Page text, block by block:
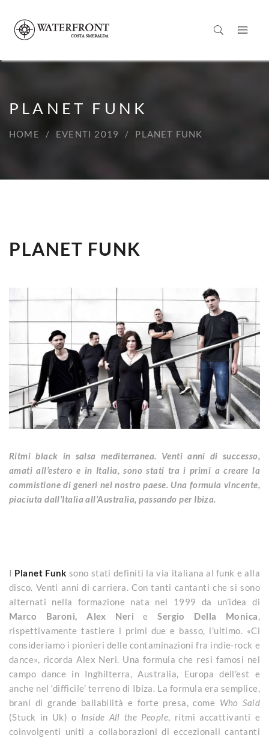
PLANET FUNK
HOME EVENTI 2019 PLANET FUNK
PLANET FUNK
Ritmi black in salsa mediterranea. Venti anni di successo,
amati all’estero e in Italia, sono stati tra i primi a creare la
commistione di generi nel nostro paese. Una formula vincente,
piaciuta dall’Italia all’Australia, passando per Ibiza.
I Planet Funk sono stati definiti la via italiana al funk e alla
disco. Venti anni di carriera. Con tanti cantanti che si sono
alternati nella formazione nata nel 1999 da un’idea di
Marco Baroni, Alex Neri eSergio Della Monica,
rispettivamente tastiere i primi due e basso, l’ultimo. «Ci
consideriamo i pionieri delle contaminazioni fra indie-rock e
dance», ricorda Alex Neri. Una formula che resi famosi nel
campo dance in Inghilterra, Australia, Europa dell’est e
anche nel ‘difficile’ terreno di Ibiza. La formula era semplice,
brani di grande ballabilità e forte presa, come Who Said
(Stuck in Uk) o Inside All the People, ritmi accattivanti e
coinvolgenti uniti a collaborazioni di eccezionali cantanti